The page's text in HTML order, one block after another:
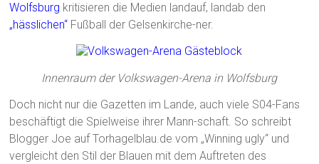
Wolfsburg kritisieren die Medien landauf, landab den
„hässlichen“ Fußball der Gelsenkirche-ner.
Innenraum der Volkswagen-Arena in Wolfsburg
Doch nicht nur die Gazetten im Lande, auch viele S04-Fans
beschäftigt die Spielweise ihrer Mann-schaft. So schreibt
Blogger Joe auf Torhagelblau.de vom „Winning ugly“ und
vergleicht den Stil der Blauen mit dem Auftreten des